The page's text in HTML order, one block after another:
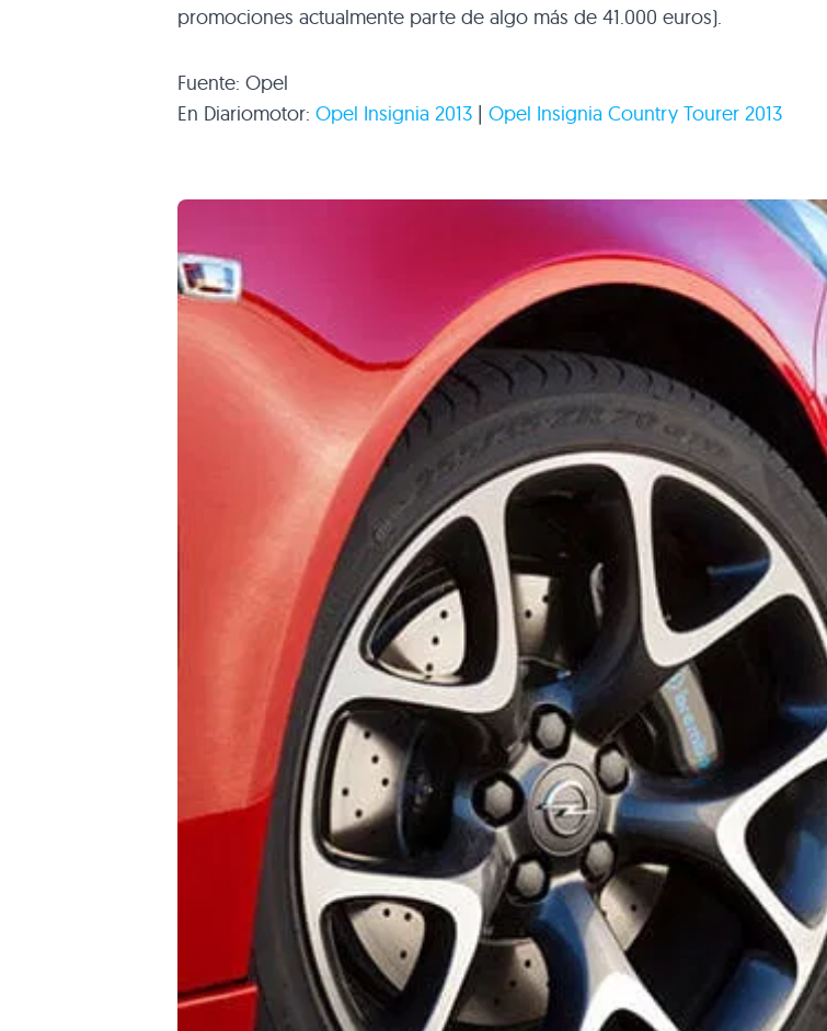
promociones actualmente parte de algo más de 41.000 euros).
Fuente: Opel
En Diariomotor: Opel Insignia 2013 | Opel Insignia Country Tourer 2013